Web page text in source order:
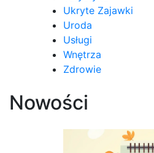
Ukryte Zajawki
Uroda
Usługi
Wnętrza
Zdrowie
Nowości